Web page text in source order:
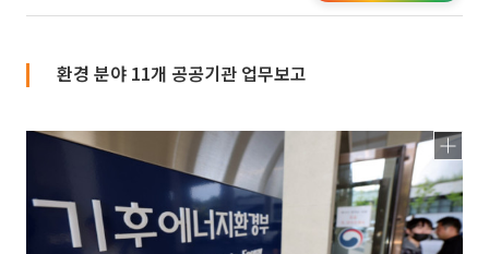
환경 분야 11개 공공기관 업무보고